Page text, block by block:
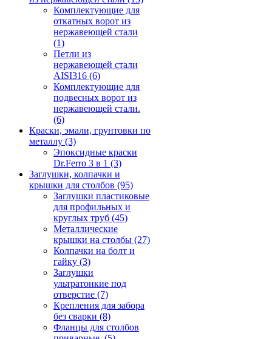
Комплектующие для
откатных ворот из
нержавеющей стали
(1)
Петли из
нержавеющей стали
AISI316 (6)
Комплектующие для
подвесных ворот из
нержавеющей стали.
(6)
Краски, эмали, грунтовки по
металлу (3)
Эпоксидные краски
Dr.Ferro 3 в 1 (3)
Заглушки, колпачки и
крышки для столбов (95)
Заглушки пластиковые
для профильных и
круглых труб (45)
Металлические
крышки на столбы (27)
Колпачки на болт и
гайку (3)
Заглушки
ультратонкие под
отверстие (7)
Крепления для забора
без сварки (8)
Фланцы для столбов